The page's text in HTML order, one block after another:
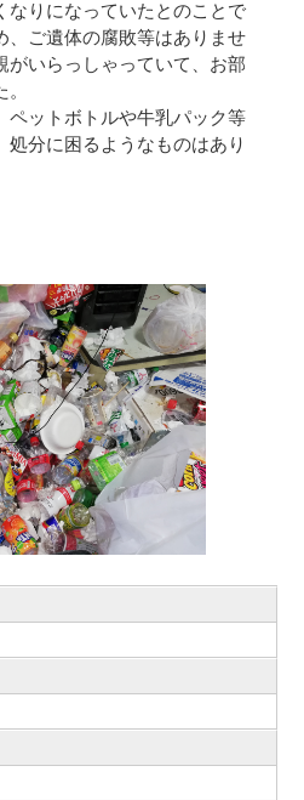
なりになっていたとのことで
、ご遺体の腐敗等はありませ
がいらっしゃっていて、お部
ペットボトルや牛乳パック等
処分に困るようなものはあり